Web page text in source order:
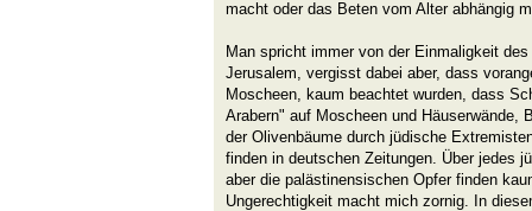
macht oder das Beten vom Alter abhängig
Man spricht immer von der Einmaligkeit
Jerusalem, vergisst dabei aber, dass
Moscheen, kaum beachtet wurden, dass
Arabern" auf Moscheen und Häuserwände,
der Olivenbäume durch jüdische
finden in deutschen Zeitungen. Über jedes
aber die palästinensischen Opfer finden
Ungerechtigkeit macht mich zornig. In